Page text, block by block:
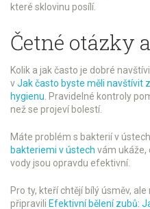
které sklovinu posílí.
Četné otázky
Kolik a jak často je dobré
vJak často byste měli navštívit
hygienu . Pravidelné kontroly
než se projeví bolestí.
Máte problém s bakterií v
bakteriemi v ústech vám ukáže,
vody jsou opravdu efektivní.
Pro ty, kteří chtějí bílý úsměv,
připravili Efektivní bělení zubů: